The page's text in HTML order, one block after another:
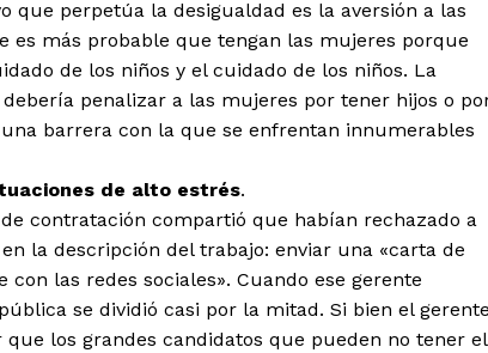
que perpetúa la desigualdad es la aversión a las
es más probable que tengan las mujeres porque
de los niños y el cuidado de los niños. La
penalizar a las mujeres por tener hijos o
barrera con la que se enfrentan innumerables
de alto estrés.
contratación compartió que habían rechazado a
la descripción del trabajo: enviar una «carta de
las redes sociales». Cuando ese gerente
se dividió casi por la mitad. Si bien el
los grandes candidatos que pueden no tener el